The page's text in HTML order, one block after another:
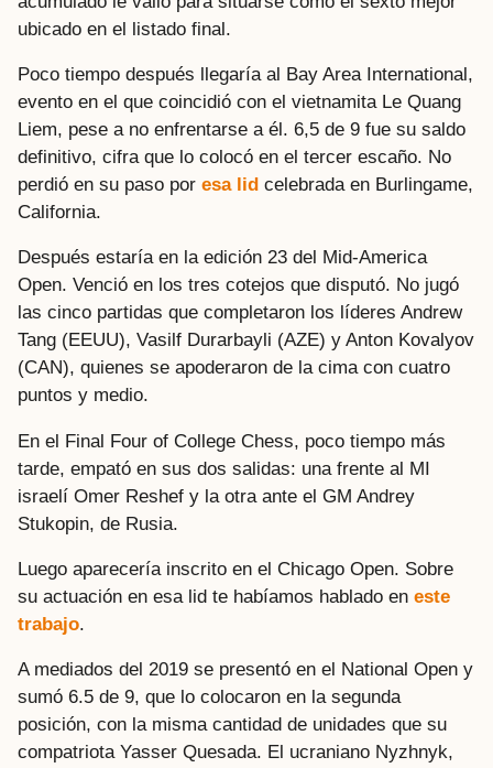
ubicado en el listado final.
Poco tiempo después llegaría al Bay Area International,
evento en el que coincidió con el vietnamita Le Quang
Liem, pese a no enfrentarse a él. 6,5 de 9 fue su saldo
definitivo, cifra que lo colocó en el tercer escaño. No
perdió en su paso por esa lid celebrada en Burlingame,
California.
Después estaría en la edición 23 del Mid-America
Open. Venció en los tres cotejos que disputó. No jugó
las cinco partidas que completaron los líderes Andrew
Tang (EEUU), Vasilf Durarbayli (AZE) y Anton Kovalyov
(CAN), quienes se apoderaron de la cima con cuatro
puntos y medio.
En el Final Four of College Chess, poco tiempo más
tarde, empató en sus dos salidas: una frente al MI
israelí Omer Reshef y la otra ante el GM Andrey
Stukopin, de Rusia.
Luego aparecería inscrito en el Chicago Open. Sobre
su actuación en esa lid te habíamos hablado en este
trabajo.
A mediados del 2019 se presentó en el National Open y
sumó 6.5 de 9, que lo colocaron en la segunda
posición, con la misma cantidad de unidades que su
compatriota Yasser Quesada. El ucraniano Nyzhnyk,